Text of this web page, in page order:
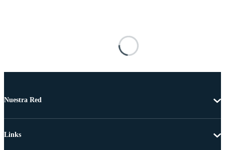
Nuestra Red
Links